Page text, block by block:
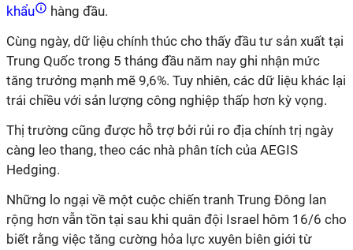
khẩu
hàng đầu.
Cùng ngày, dữ liệu chính thúc cho thấy đầu tư sản xuất tại
Trung Quốc trong 5 tháng đầu năm nay ghi nhận mức
tăng trưởng mạnh mẽ 9,6%. Tuy nhiên, các dữ liệu khác lại
trái chiều với sản lượng công nghiệp thấp hơn kỳ vọng.
Thị trường cũng được hỗ trợ bởi rủi ro địa chính trị ngày
càng leo thang, theo các nhà phân tích của AEGIS
Hedging.
Những lo ngại về một cuộc chiến tranh Trung Đông lan
rộng hơn vẫn tồn tại sau khi quân đội Israel hôm 16/6 cho
biết rằng việc tăng cường hỏa lực xuyên biên giới từ